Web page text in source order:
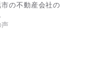
市の不動産会社の
声